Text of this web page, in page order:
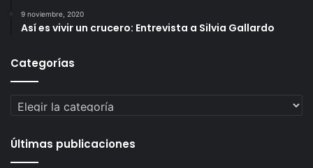
9 noviembre, 2020
Así es vivir un crucero: Entrevista a Silvia Gallardo
Categorías
Categorías
Últimas publicaciones